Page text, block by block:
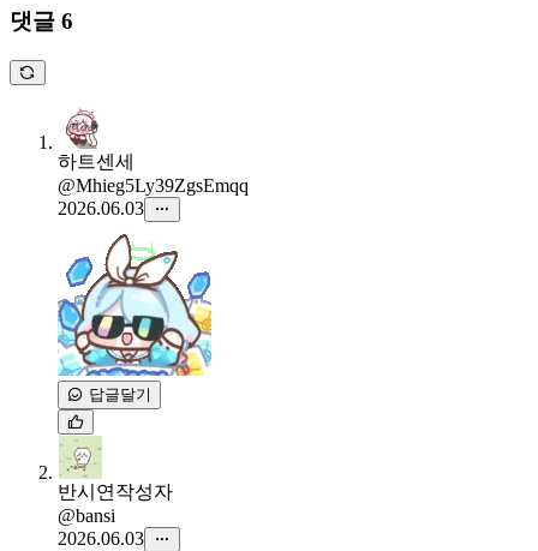
댓글 6
하트센세
@Mhieg5Ly39ZgsEmqq
2026.06.03
답글달기
반시연 작성자
@bansi
2026.06.03